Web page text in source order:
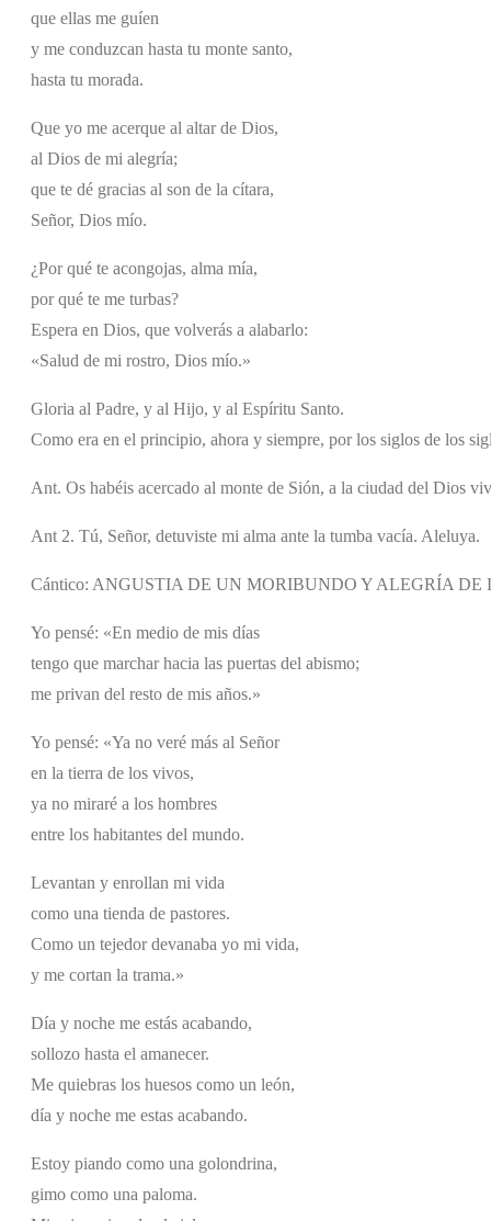
que ellas me guíen
y me conduzcan hasta tu monte santo,
hasta tu morada.
Que yo me acerque al altar de Dios,
al Dios de mi alegría;
que te dé gracias al son de la cítara,
Señor, Dios mío.
¿Por qué te acongojas, alma mía,
por qué te me turbas?
Espera en Dios, que volverás a alabarlo:
«Salud de mi rostro, Dios mío.»
Gloria al Padre, y al Hijo, y al Espíritu Santo.
Como era en el principio, ahora y siempre, por los siglos de los
Ant. Os habéis acercado al monte de Sión, a la ciudad del Dios
Ant 2. Tú, Señor, detuviste mi alma ante la tumba vacía. Aleluya.
Cántico: ANGUSTIA DE UN MORIBUNDO Y ALEGRÍA DE
Yo pensé: «En medio de mis días
tengo que marchar hacia las puertas del abismo;
me privan del resto de mis años.»
Yo pensé: «Ya no veré más al Señor
en la tierra de los vivos,
ya no miraré a los hombres
entre los habitantes del mundo.
Levantan y enrollan mi vida
como una tienda de pastores.
Como un tejedor devanaba yo mi vida,
y me cortan la trama.»
Día y noche me estás acabando,
sollozo hasta el amanecer.
Me quiebras los huesos como un león,
día y noche me estas acabando.
Estoy piando como una golondrina,
gimo como una paloma.